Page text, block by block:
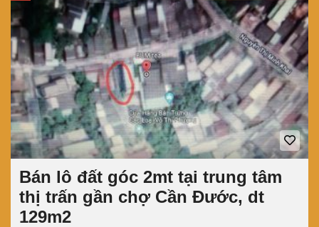
Bán lô đất góc 2mt tại trung tâm
thị trấn gần chợ Cần Đước, dt
129m2